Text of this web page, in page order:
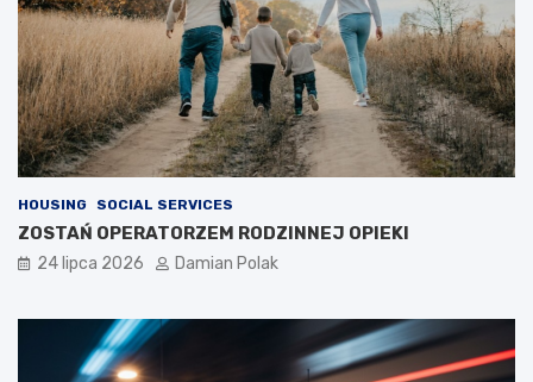
HOUSING SOCIAL SERVICES
ZOSTAŃ OPERATORZEM RODZINNEJ OPIEKI
24 lipca 2026 Damian Polak